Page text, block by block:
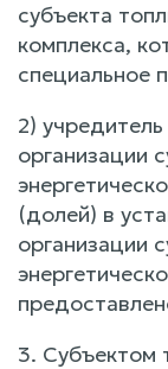
субъекта
комплекса,
специальное
2)
организации
(долей) в
организации
3. Субъектом